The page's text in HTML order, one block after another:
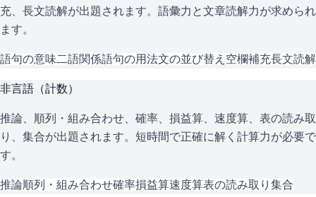
充、長文読解が出題されます。語彙力と文章読解力が求められ
ます。
語句の意味二語関係語句の用法文の並び替え 空欄補充長文読解
非言語（計数）
推論、順列・組み合わせ、確率、損益算、速度算、表の読み取
り、集合が出題されます。短時間で正確に解く計算力が必要で
す。
推論順列・組み合わせ確率損益算速度算表の読み取り 集合